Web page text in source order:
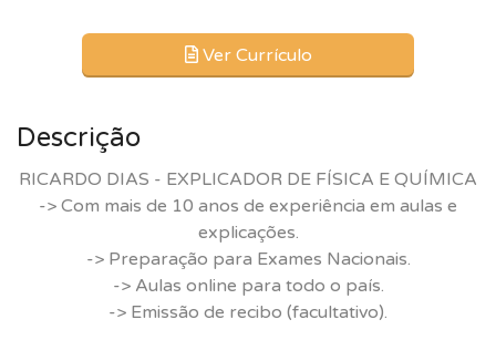
Ver Currículo
Descrição
RICARDO DIAS - EXPLICADOR DE FÍSICA E QUÍMICA
-> Com mais de 10 anos de experiência em aulas e
explicações.
-> Preparação para Exames Nacionais.
-> Aulas online para todo o país.
-> Emissão de recibo (facultativo).